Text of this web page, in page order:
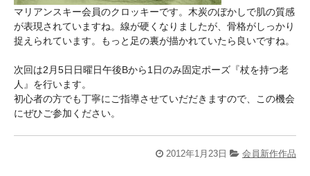
マリアンスキー会員のクロッキーです。木炭のぼかしで肌の質感
が表現されていますね。線が硬くなりましたが、骨格がしっかり
捉えられています。もっと足の裏が描かれていたら良いですね。
次回は2月5日日曜日午後Bから1日のみ固定ポーズ『杖を持つ老
人』を行います。
初心者の方でも丁寧にご指導させていだだきますので、この機会
にぜひご参加ください。
2012年1月23日 会員新作作品